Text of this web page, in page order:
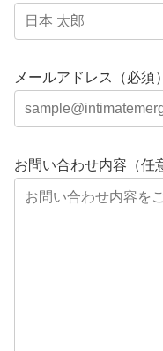
メールアドレス（必須）
お問い合わせ内容（任